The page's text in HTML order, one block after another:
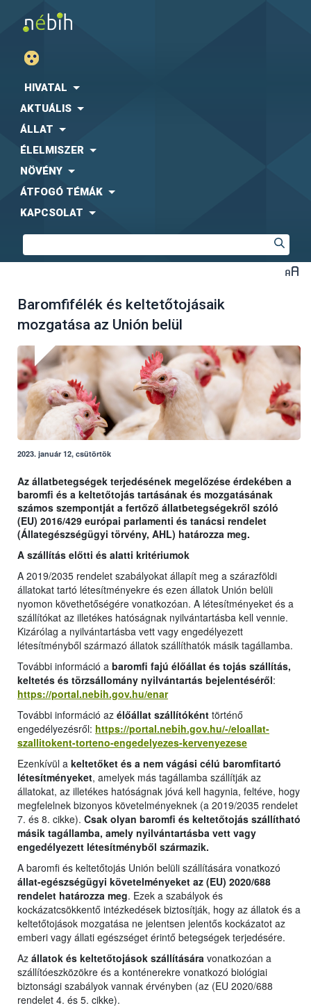
HIVATAL
AKTUÁLIS
ÁLLAT
ÉLELMISZER
NÖVÉNY
ÁTFOGÓ TÉMÁK
KAPCSOLAT
Baromfifélék és keltetőtojásaik
mozgatása az Unión belül
2023. január 12, csütörtök
Az állatbetegségek terjedésének megelőzése érdekében a
baromfi és a keltetőtojás tartásának és mozgatásának
számos szempontját a fertőző állatbetegségekről szóló
(EU) 2016/429 európai parlamenti és tanácsi rendelet
(Állategészségügyi törvény, AHL) határozza meg.
A szállítás előtti és alatti kritériumok
A 2019/2035 rendelet szabályokat állapít meg a szárazföldi
állatokat tartó létesítményekre és ezen állatok Unión belüli
nyomon követhetőségére vonatkozóan. A létesítményeket és a
szállítókat az illetékes hatóságnak nyilvántartásba kell vennie.
Kizárólag a nyilvántartásba vett vagy engedélyezett
létesítményből származó állatok szállíthatók másik tagállamba.
További információ a baromfi fajú élőállat és tojás szállítás,
keltetés és törzsállomány nyilvántartás bejelentéséről:
https://portal.nebih.gov.hu/enar
További információ az élőállat szállítóként történő
engedélyezésről: https://portal.nebih.gov.hu/-/eloallat-
szallitokent-torteno-engedelyezes-kervenyezese
Ezenkívül a keltetőket és a nem vágási célú baromfitartó
létesítményeket, amelyek más tagállamba szállítják az
állatokat, az illetékes hatóságnak jóvá kell hagynia, feltéve, hogy
megfelelnek bizonyos követelményeknek (a 2019/2035 rendelet
7. és 8. cikke). Csak olyan baromfi és keltetőtojás szállítható
másik tagállamba, amely nyilvántartásba vett vagy
engedélyezett létesítményből származik.
A baromfi és keltetőtojás Unión belüli szállítására vonatkozó
állat-egészségügyi követelményeket az (EU) 2020/688
rendelet határozza meg. Ezek a szabályok és
kockázatcsökkentő intézkedések biztosítják, hogy az állatok és a
keltetőtojások mozgatása ne jelentsen jelentős kockázatot az
emberi vagy állati egészséget érintő betegségek terjedésére.
Az állatok és keltetőtojások szállítására vonatkozóan a
szállítóeszközökre és a konténerekre vonatkozó biológiai
biztonsági szabályok vannak érvényben (az (EU 2020/688
rendelet 4. és 5. cikke).